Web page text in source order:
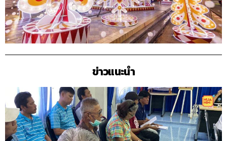
ข่าวแนะนำ